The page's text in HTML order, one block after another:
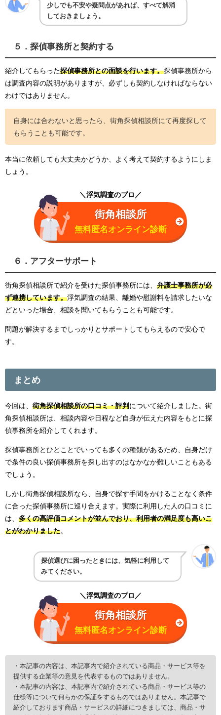
少しでも不安や疑問点があれば、すべて解消
しておきましょう。
５．探偵事務所と契約する
紹介してもらった探偵事務所との面談を行います。探偵事務所から
は調査内容の説明がありますが、必ずしも契約しなければならない
わけではありません。
自身には合わないと思ったら、街角探偵相談所にて再度探して
もらうことも可能です。
本当に依頼しても大丈夫かどうか、よく考えて契約するようにしま
しょう。
＼浮気調査のプロ／
街角相談所
無料匿名オンライン診断
６．アフターサポート
街角探偵相談所で紹介を受けた探偵事務所には、 弁護士事務所が必
ず連携しています。浮気調査の結果、離婚や慰謝料を請求したいな
どといった場合、相談を聞いてもらうことも可能です。
問題が解決するまでしっかりとサポートしてもらえるので安心で
す。
まとめ
今回は、 街角探偵相談所の口コミ・評判について紹介しました。街
角探偵相談所は、相談内容や日程など自身が伝えた内容をもとに探
偵事務所を紹介してくれます。
探偵事務所とひとことでいっても多くの種類があるため、自身だけ
で条件の良い探偵事務所を探し出すのはなかなか難しいこともある
でしょう。
しかし街角探偵相談所なら、自身で探す手間をかけることなく条件
に合った探偵事務所に巡り合えます。実際に利用した人の口コミに
は、 多くの高評価コメントが並んでおり、利用者の満足度も高いこ
とがわかりました。
探偵選びに困ったときには、気軽に利用して
みてください。
＼浮気調査のプロ／
街角相談所
無料匿名オンライン診断
・本記事の内容は、本記事内で紹介されている商品・サービス等を
提供する企業等の意見を代表するものではありません。
・本記事の内容は、本記事内で紹介されている商品・サービス等の
仕様等について何らかの保証をするものではありません。本記事で
紹介しております商品・サービスの詳細につきましては、商品・サ